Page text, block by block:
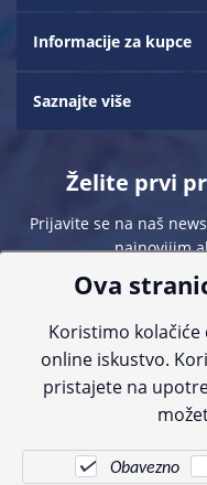
Informacije za kupce
Saznajte više
Želite prvi
Prijavite se na naš
najnovijim
Sve navedene cijene
informacije, ali zbog
kontaktirajte nas putem
Ova
Koristimo
online iskustvo.
pristajete na
Obavezno